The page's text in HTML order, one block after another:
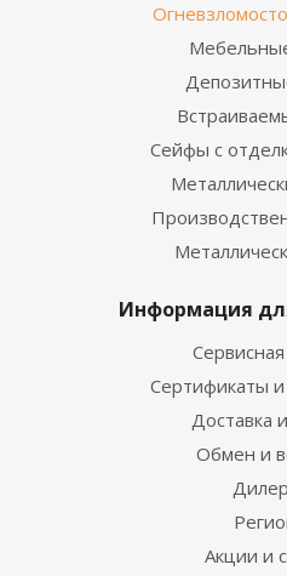
Сейфы с
Информация
Сертификаты
Доставка
Обмен и
Акции и